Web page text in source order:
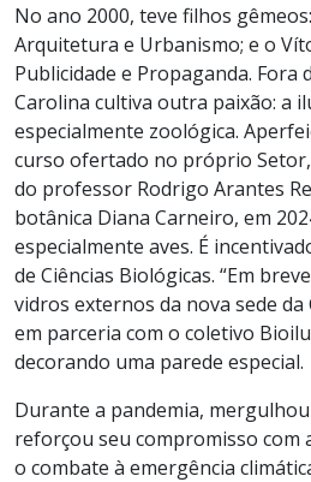
No ano 2000, teve filhos
Arquitetura e Urbanismo; e o
Publicidade e Propaganda. Fora
Carolina cultiva outra paixão: a
especialmente zoológica.
curso ofertado no próprio
do professor Rodrigo Arantes
botânica Diana Carneiro, em
especialmente aves. É
de Ciências Biológicas. “Em
vidros externos da nova sede
em parceria com o coletivo
decorando uma parede especial.
Durante a pandemia,
reforçou seu compromisso com
o combate à emergência